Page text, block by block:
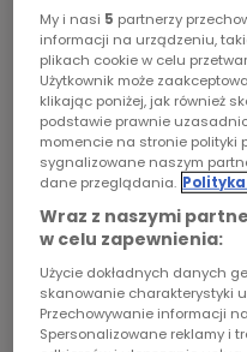
Trójka
Czwórka
PR24
Poland
Kierowcy
Dzieci
2000-08-04
STRONA GŁÓWNA>ARTYKUŁ
Tum i Tam
STUDIO REPORTAŻU I
My i nasi 5 partnerzy
informacji na urządzeniu,
plikach cookie w celu
Użytkownik może
klikając poniżej, jak również
podstawie prawnie
momencie na stronie polityki
sygnalizowane naszym
dane przeglądania.
Wraz z naszymi
w celu zapewnienia:
Użycie dokładnych danych
skanowanie charakterystyki
Przechowywanie informacji
Spersonalizowane reklamy i